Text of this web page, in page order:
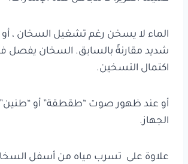
الماء لا يسخن رغم تشغيل السخان ،
شديد مقارنةً بالسابق. السخان يفصل
اكتمال التسخين.
أو عند ظهور صوت “طقطقة” أو
الجهاز.
علاوة على تسرب مياه من أسفل